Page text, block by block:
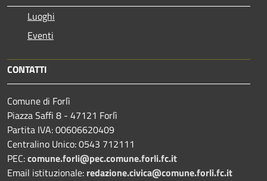
Luoghi
Eventi
CONTATTI
Comune di Forlì
Piazza Saffi 8 - 47121 Forlì
Partita IVA: 00606620409
Centralino Unico: 0543 712111
PEC:comune.forli@pec.comune.forli.fc.it
Email istituzionale: redazione.civica@comune.forli.fc.it